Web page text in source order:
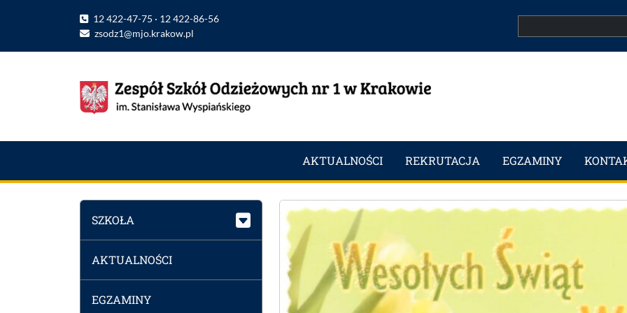
12 422-47-75 · 12 422-86-56
zsodz1@mjo.krakow.pl
AKTUALNOŚCI REKRUTACJA EGZAMINY
SZKOŁA
AKTUALNOŚCI
EGZAMINY